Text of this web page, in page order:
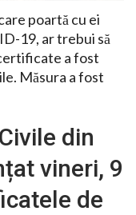
poartă cu ei
19, ar trebui să
a fost
Măsura a fost
din
vineri, 9
de